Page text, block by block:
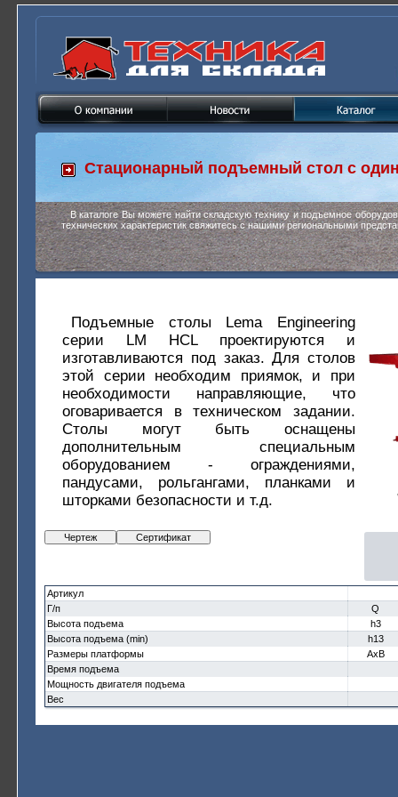
Стационарный подъемный стол с
В каталоге Вы можете найти складскую технику и подъемное
технических характеристик свяжитесь с нашими региональными
Подъемные столы Lema Engineering
серии LM HCL проектируются и
изготавливаются под заказ. Для столов
этой серии необходим приямок, и при
необходимости направляющие, что
оговаривается в техническом задании.
Столы могут быть оснащены
дополнительным специальным
оборудованием - ограждениями,
пандусами, рольгангами, планками и
шторками безопасности и т.д.
Чертеж Сертификат
Артикул
Г/п
Q
Высота подъема
h3
Высота подъема (min)
h13
Размеры платформы
AxB
Время подъема
Мощность двигателя подъема
Вес